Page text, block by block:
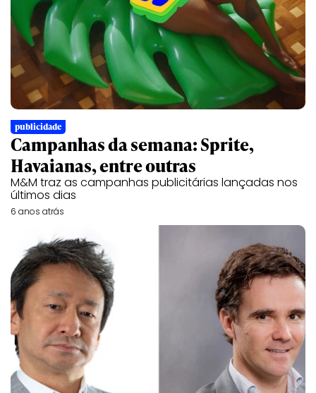
publicidade
Campanhas da semana: Sprite,
Havaianas, entre outras
M&M traz as campanhas publicitárias lançadas nos
últimos dias
6 anos atrás